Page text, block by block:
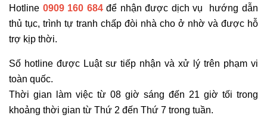
Hotline 0909 160 684để nhận được dịch vụ hướng dẫn
thủ tục, trình tự tranh chấp đòi nhà cho ở nhờ và được hỗ
trợ kịp thời.
Số hotline được Luật sư tiếp nhận và xử lý trên phạm vi
toàn quốc.
Thời gian làm việc từ 08 giờ sáng đến 21 giờ tối trong
khoảng thời gian từ Thứ 2 đến Thứ 7 trong tuần.